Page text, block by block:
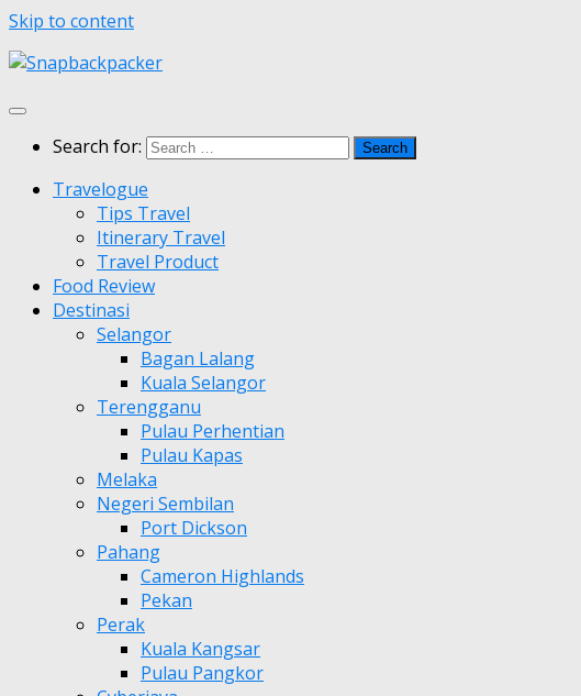
Skip to content
Search for:
Travelogue
Tips Travel
Itinerary Travel
Travel Product
Food Review
Destinasi
Selangor
Bagan Lalang
Kuala Selangor
Terengganu
Pulau Perhentian
Pulau Kapas
Melaka
Negeri Sembilan
Port Dickson
Pahang
Cameron Highlands
Pekan
Perak
Kuala Kangsar
Pulau Pangkor